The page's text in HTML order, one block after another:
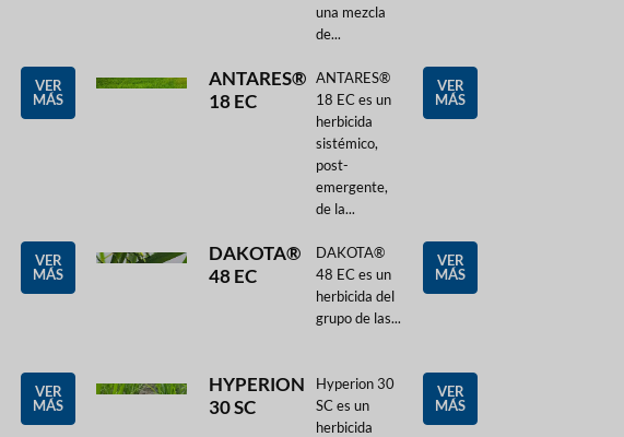
una mezcla
de...
VER
MÁS
ANTARES®
18 EC
ANTARES®
18 EC es un
herbicida
sistémico,
post-
emergente,
de la...
VER
MÁS
VER
MÁS
DAKOTA®
48 EC
DAKOTA®
48 EC es un
herbicida del
grupo de las...
VER
MÁS
VER
MÁS
HYPERION
30 SC
Hyperion 30
SC es un
herbicida
VER
MÁS